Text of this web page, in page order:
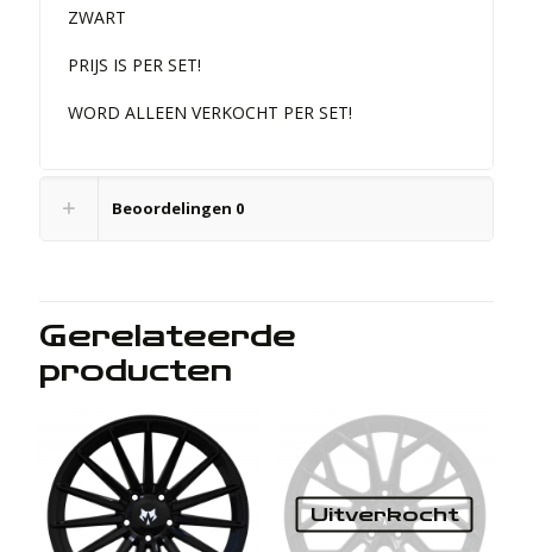
ZWART
PRIJS IS PER SET!
WORD ALLEEN VERKOCHT PER SET!
Beoordelingen 0
Gerelateerde
producten
Uitverkocht